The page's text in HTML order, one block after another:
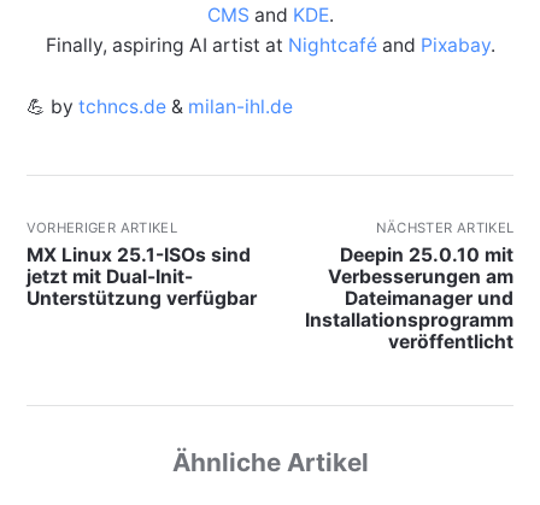
CMS and KDE.
Finally, aspiring AI artist at Nightcaféand Pixabay.
💪 by tchncs.de& milan-ihl.de
VORHERIGER ARTIKEL
MX Linux 25.1-ISOs sind
jetzt mit Dual-Init-
Unterstützung verfügbar
NÄCHSTER ARTIKEL
Deepin 25.0.10 mit
Verbesserungen am
Dateimanager und
Installationsprogramm
veröffentlicht
Ähnliche Artikel